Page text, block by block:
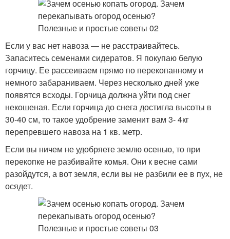
Если у вас нет навоза — не расстраивайтесь.
Запаситесь семенами сидератов. Я покупаю белую
горчицу. Ее рассеиваем прямо по перекопанному и
немного забараниваем. Через несколько дней уже
появятся всходы. Горчица должна уйти под снег
некошеная. Если горчица до снега достигла высоты в
30-40 см, то такое удобрение заменит вам 3- 4кг
перепревшего навоза на 1 кв. метр.
Если вы ничем не удобряете землю осенью, то при
перекопке не разбивайте комья. Они к весне сами
разойдутся, а вот земля, если вы не разбили ее в пух, не
осядет.